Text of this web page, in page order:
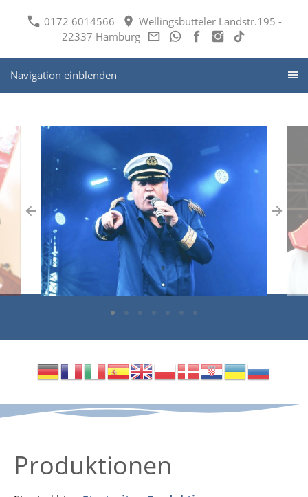
0172 6014566
Wellingsbütteler Landstr.195 -
22337 Hamburg
Navigation einblenden
Produktionen